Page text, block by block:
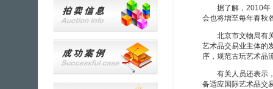
据了解，2010年，
会也将增至每年春秋
北京市文物局有关
艺术品交易业主体的
序，规范古玩艺术品
有关人员还表示，
备适应国际艺术品交